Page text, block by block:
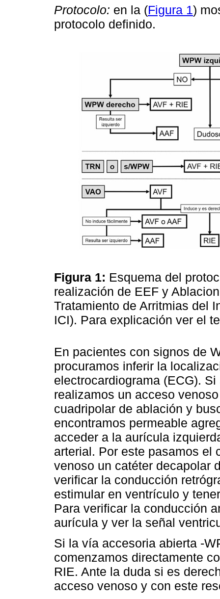
Protocolo: en la (Figura 1)
protocolo definido.
Figura 1: Esquema del
realización de EEF y
Tratamiento de Arritmias del
ICI). Para explicación ver el
En pacientes con signos de
procuramos inferir la
electrocardiograma (ECG).
realizamos un acceso
cuadripolar de ablación y
encontramos permeable
acceder a la aurícula
arterial. Por este pasamos el
venoso un catéter decapolar
verificar la conducción
estimular en ventrículo y
Para verificar la conducción
aurícula y ver la señal
Si la vía accesoria abierta -
comenzamos directamente
RIE. Ante la duda si es
acceso venoso y con este